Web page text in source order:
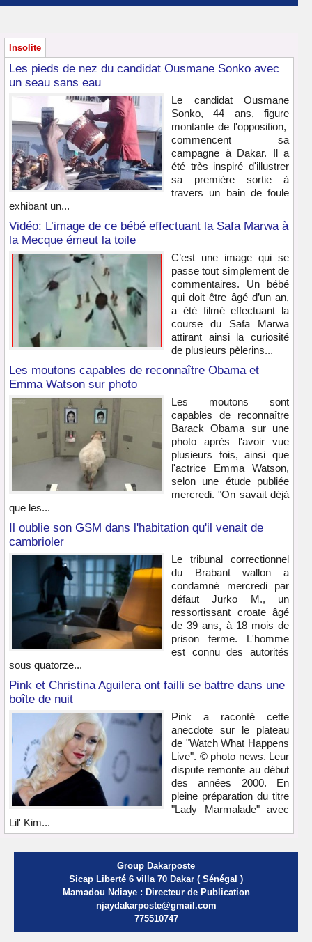
Insolite
Les pieds de nez du candidat Ousmane Sonko avec
un seau sans eau
Le candidat Ousmane
Sonko, 44 ans, figure
montante de l'opposition,
commencent sa
campagne à Dakar. Il a
été très inspiré d'illustrer
sa première sortie à
travers un bain de foule
exhibant un...
Vidéo: L’image de ce bébé effectuant la Safa Marwa à
la Mecque émeut la toile
C’est une image qui se
passe tout simplement de
commentaires. Un bébé
qui doit être âgé d’un an,
a été filmé effectuant la
course du Safa Marwa
attirant ainsi la curiosité
de plusieurs pèlerins...
Les moutons capables de reconnaître Obama et
Emma Watson sur photo
Les moutons sont
capables de reconnaître
Barack Obama sur une
photo après l'avoir vue
plusieurs fois, ainsi que
l'actrice Emma Watson,
selon une étude publiée
mercredi. "On savait déjà
que les...
Il oublie son GSM dans l'habitation qu'il venait de
cambrioler
Le tribunal correctionnel
du Brabant wallon a
condamné mercredi par
défaut Jurko M., un
ressortissant croate âgé
de 39 ans, à 18 mois de
prison ferme. L'homme
est connu des autorités
sous quatorze...
Pink et Christina Aguilera ont failli se battre dans une
boîte de nuit
Pink a raconté cette
anecdote sur le plateau
de "Watch What Happens
Live". © photo news. Leur
dispute remonte au début
des années 2000. En
pleine préparation du titre
"Lady Marmalade" avec
Lil' Kim...
Group Dakarposte
Sicap Liberté 6 villa 70 Dakar ( Sénégal )
Mamadou Ndiaye : Directeur de Publication
njaydakarposte@gmail.com
775510747